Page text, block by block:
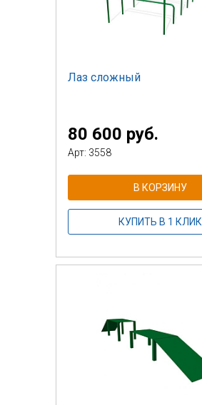
Лаз сложный
80 600 руб.
Арт: 3558
В КОРЗИНУ
КУПИТЬ В 1 КЛИК